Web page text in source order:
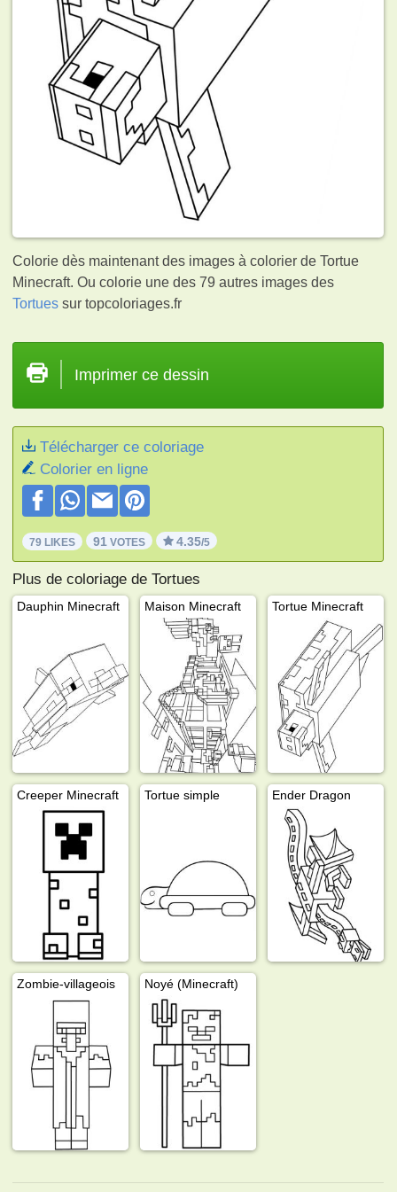
Colorie dès maintenant des images à colorier de Tortue
Minecraft. Ou colorie une des 79 autres images des
Tortues sur topcoloriages.fr
Imprimer ce dessin
Télécharger ce coloriage
Colorier en ligne
79 LIKES 91 VOTES 4.35/5
Plus de coloriage de Tortues
Dauphin Minecraft Maison Minecraft Tortue Minecraft
Creeper Minecraft Tortue simple Ender Dragon
Zombie-villageois Noyé (Minecraft)